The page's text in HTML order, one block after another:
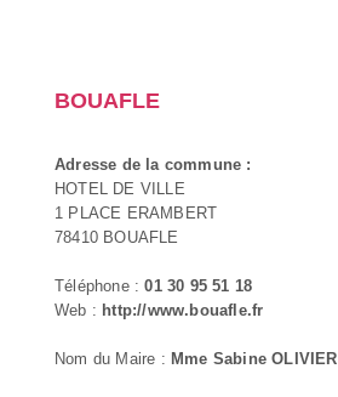
BOUAFLE
Adresse de la commune :
HOTEL DE VILLE
1 PLACE ERAMBERT
78410 BOUAFLE
Téléphone :01 30 95 51 18
Web : http://www.bouafle.fr
Nom du Maire : Mme Sabine OLIVIER